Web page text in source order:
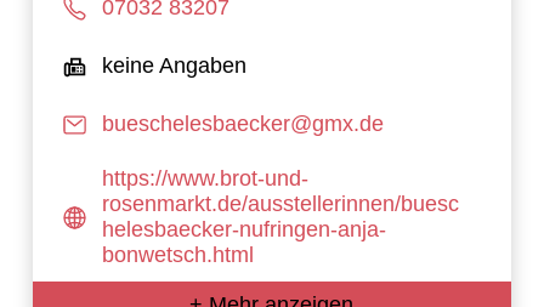
07032 83207
keine Angaben
bueschelesbaecker@gmx.de
https://www.brot-und-
rosenmarkt.de/ausstellerinnen/buesc
helesbaecker-nufringen-anja-
bonwetsch.html